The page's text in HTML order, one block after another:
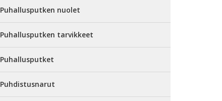
Puhallusputken nuolet
Puhallusputken tarvikkeet
Puhallusputket
Puhdistusnarut